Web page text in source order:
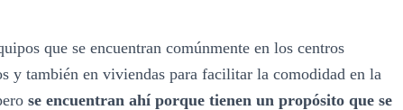
que se encuentran comúnmente en los centros
y también en viviendas para facilitar la comodidad en la
se encuentran ahí porque tienen un propósito que se